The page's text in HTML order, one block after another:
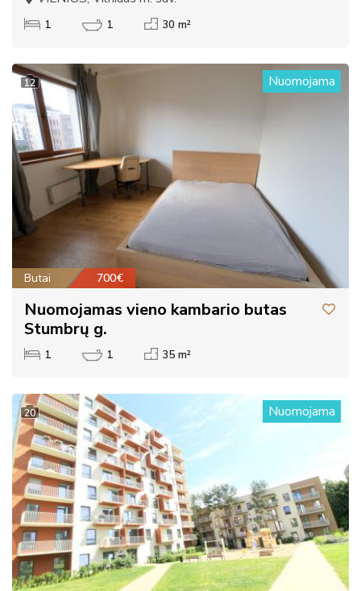
1 1 30 m²
12 Nuomojama
Butai 700€
Nuomojamas vieno kambario butas
Stumbrų g.
1 1 35 m²
20 Nuomojama